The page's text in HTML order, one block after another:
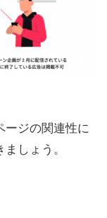
ージの関連性に
しょう。